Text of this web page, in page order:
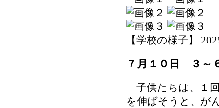
【学校の様子】
７月１０日 ３～
子供たちは、１
を伸ばそうと、が